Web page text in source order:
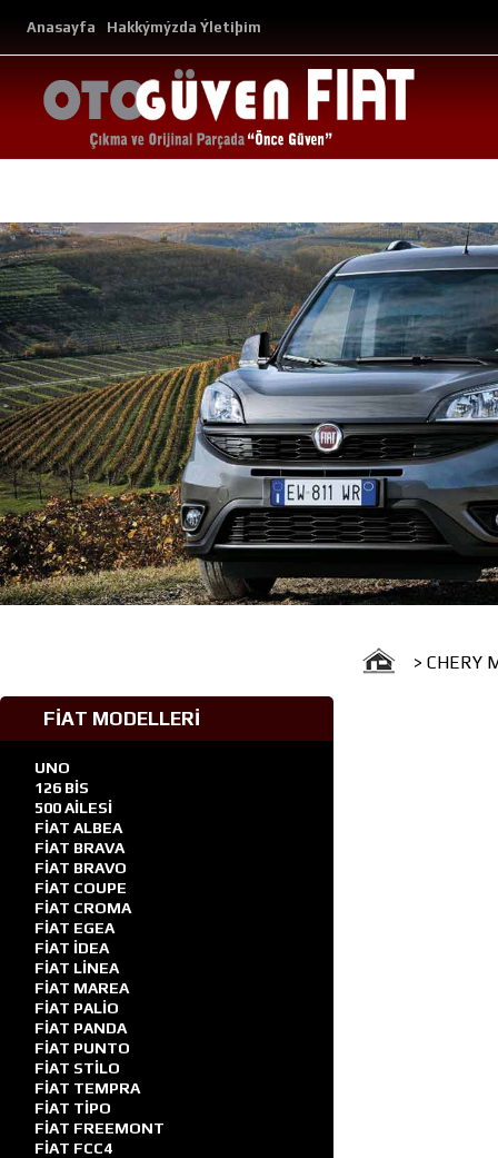
Anasayfa Hakkýmýzda Ýletiþim
FİAT MODELLERİ
UNO
126 BİS
500 AİLESİ
FİAT ALBEA
FİAT BRAVA
FİAT BRAVO
FİAT COUPE
FİAT CROMA
FİAT EGEA
FİAT İDEA
FİAT LİNEA
FİAT MAREA
FİAT PALİO
FİAT PANDA
FİAT PUNTO
FİAT STİLO
FİAT TEMPRA
FİAT TİPO
FİAT FREEMONT
FİAT FCC4
> CHERY